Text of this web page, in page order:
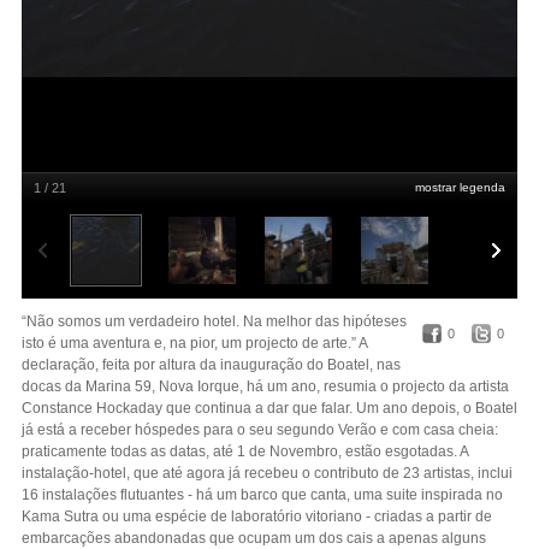
mostrar legenda
1 / 21
0 0
“Não somos um verdadeiro hotel. Na melhor das hipóteses
isto é uma aventura e, na pior, um projecto de arte.” A
declaração, feita por altura da inauguração do Boatel, nas
docas da Marina 59, Nova Iorque, há um ano, resumia o projecto da artista
Constance Hockaday que continua a dar que falar. Um ano depois, o Boatel
já está a receber hóspedes para o seu segundo Verão e com casa cheia:
praticamente todas as datas, até 1 de Novembro, estão esgotadas. A
instalação-hotel, que até agora já recebeu o contributo de 23 artistas, inclui
16 instalações flutuantes - há um barco que canta, uma suite inspirada no
Kama Sutra ou uma espécie de laboratório vitoriano - criadas a partir de
embarcações abandonadas que ocupam um dos cais a apenas alguns